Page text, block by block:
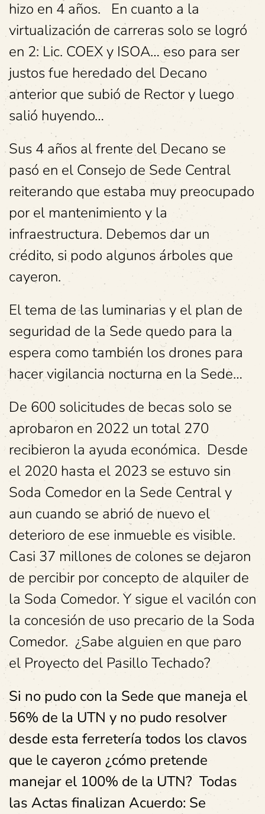
hizo en 4 años. En cuanto a la
virtualización de carreras solo se logró
en 2: Lic. COEX y ISOA… eso para ser
justos fue heredado del Decano
anterior que subió de Rector y luego
salió huyendo…
Sus 4 años al frente del Decano se
pasó en el Consejo de Sede Central
reiterando que estaba muy preocupado
por el mantenimiento y la
infraestructura. Debemos dar un
crédito, si podo algunos árboles que
cayeron.
El tema de las luminarias y el plan de
seguridad de la Sede quedo para la
espera como también los drones para
hacer vigilancia nocturna en la Sede…
De 600 solicitudes de becas solo se
aprobaron en 2022 un total 270
recibieron la ayuda económica. Desde
el 2020 hasta el 2023 se estuvo sin
Soda Comedor en la Sede Central y
aun cuando se abrió de nuevo el
deterioro de ese inmueble es visible.
Casi 37 millones de colones se dejaron
de percibir por concepto de alquiler de
la Soda Comedor. Y sigue el vacilón con
la concesión de uso precario de la Soda
Comedor. ¿Sabe alguien en que paro
el Proyecto del Pasillo Techado?
Si no pudo con la Sede que maneja el
56% de la UTN y no pudo resolver
desde esta ferretería todos los clavos
que le cayeron ¿cómo pretende
manejar el 100% de la UTN? Todas
las Actas finalizan Acuerdo: Se